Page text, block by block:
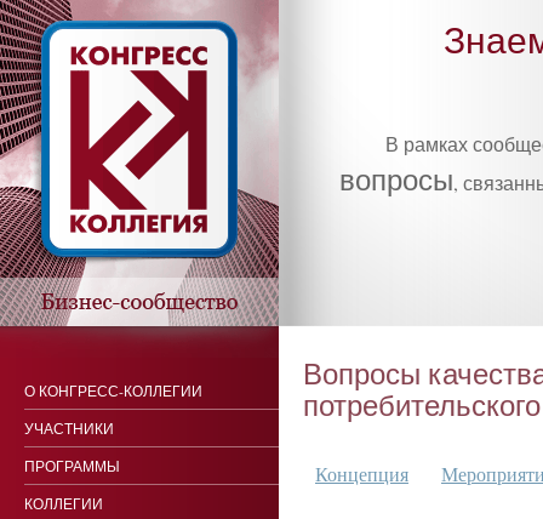
В рамках
вопросы,
Вопросы
Концепция
О КОНГРЕСС-КОЛЛЕГИИ
УЧАСТНИКИ
ПРОГРАММЫ
КОЛЛЕГИИ